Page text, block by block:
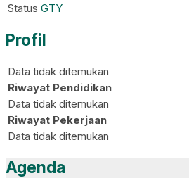
Status GTY
Profil
Data tidak ditemukan
Riwayat Pendidikan
Data tidak ditemukan
Riwayat Pekerjaan
Data tidak ditemukan
Agenda